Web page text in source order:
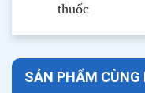
thuốc
SẢN PHẨM CÙNG